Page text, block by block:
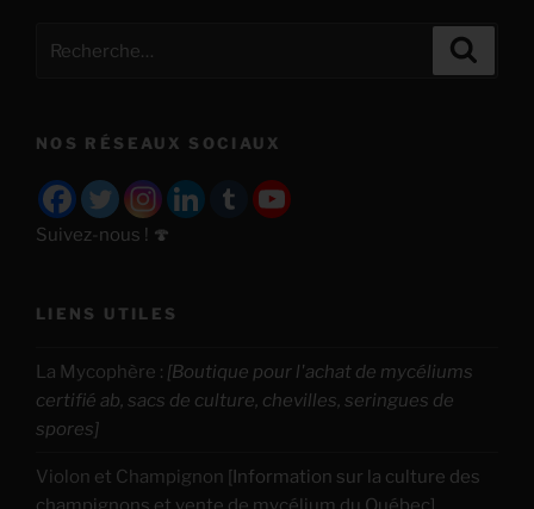
NOS RÉSEAUX SOCIAUX
Suivez-nous ! 🍄
LIENS UTILES
La Mycophère : [Boutique pour l'achat de mycéliums
certifié ab, sacs de culture, chevilles, seringues de
spores]
Violon et Champignon [Information sur la culture des